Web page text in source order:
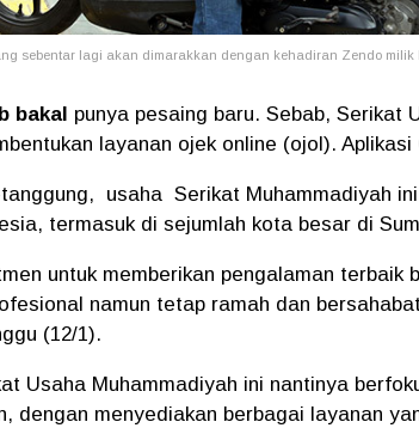
sebentar lagi akan dimarakkan dengan kehadiran Zendo milik
bakal punya pesaing baru. Sebab, Serikat
layanan ojek online (ojol).
usaha Serikat Muhammadiyah
termasuk di sejumlah kota besar di
untuk memberikan pengalaman terbaik
namun tetap ramah dan
(12/1).
Usaha Muhammadiyah ini nantinya
dengan menyediakan berbagai layanan